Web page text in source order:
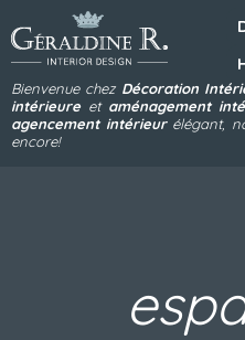
Bienvenue chez Décoration
intérieureet aménagement
agencement intérieurélégant,
encore!